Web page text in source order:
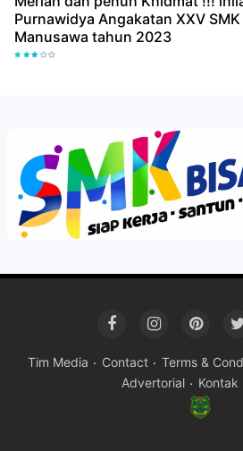
Purnawidya Angakatan XXV SMK
Manusawa tahun 2023
Tim Media Contact Terms &
Advertorial
Kontak